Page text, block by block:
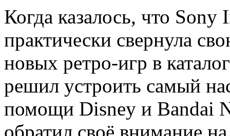
Когда казалось, что
практически свернула
новых ретро-игр в
решил устроить самый
помощи Disney и Bandai